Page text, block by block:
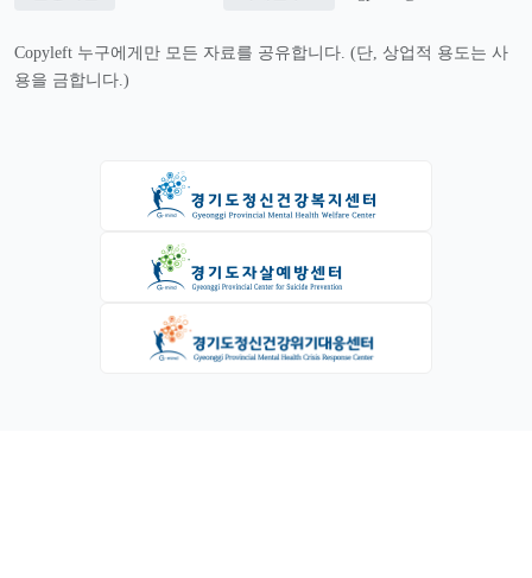
Copyleft 누구에게만 모든 자료를 공유합니다. (단, 상업적 용도는 사
용을 금합니다.)